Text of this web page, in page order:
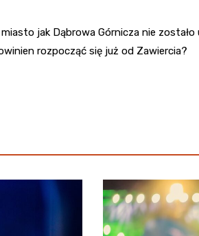
jak Dąbrowa Górnicza nie
rozpocząć się już od Zawiercia?